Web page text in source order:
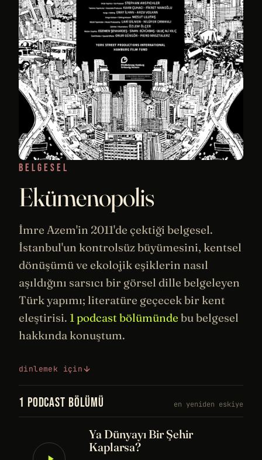
BELGESEL
Ekümenopolis
İmre Azem'in 2011'de çektiği belgesel.
İstanbul'un kontrolsüz büyümesini, kentsel
dönüşümü ve ekolojik eşiklerin nasıl
aşıldığını sarsıcı bir görsel dille belgeleyen
Türk yapımı; literatüre geçecek bir kent
eleştirisi. 1 podcast bölümünde bu belgesel
hakkında konuştum.
dinlemek için
1 PODCAST BÖLÜMÜ en yeniden eskiye
Ya Dünyayı Bir Şehir
Kaplarsa?